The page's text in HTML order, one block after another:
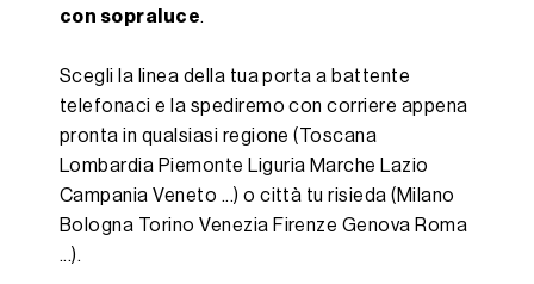
con sopraluce.
Scegli la linea della tua porta a battente
telefonaci e la spediremo con corriere appena
pronta in qualsiasi regione (Toscana
Lombardia Piemonte Liguria Marche Lazio
Campania Veneto ...) o città tu risieda (Milano
Bologna Torino Venezia Firenze Genova Roma
...).